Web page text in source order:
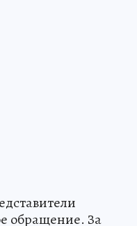
обращение. За